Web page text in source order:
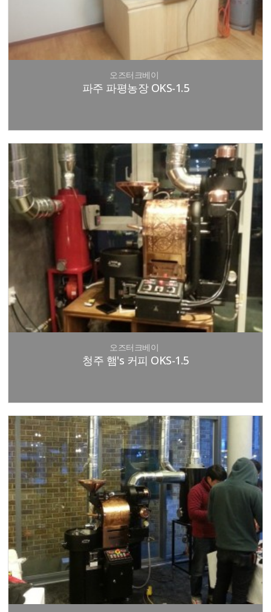
오즈터크베이
파주 파평농장 OKS-1.5
오즈터크베이
청주 햄's 커피 OKS-1.5